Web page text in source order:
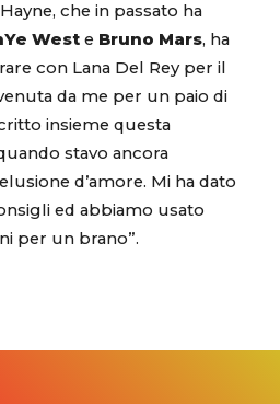
che in passato ha
West e Bruno Mars, ha
con Lana Del Rey per il
da me per un paio di
insieme questa
stavo ancora
d’amore. Mi ha dato
ed abbiamo usato
per un brano”.